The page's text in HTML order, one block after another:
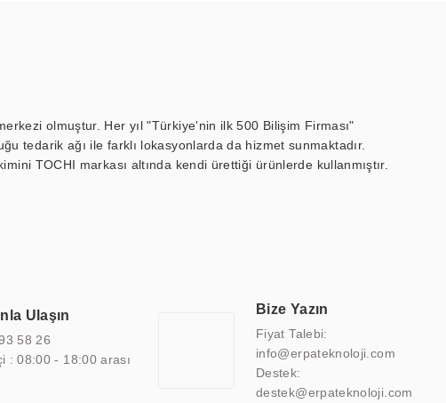
olmuştur. Her yıl "Türkiye'nin ilk 500 Bilişim Firması"
tedarik ağı ile farklı lokasyonlarda da hizmet sunmaktadır.
TOCHI markası altında kendi ürettiği ürünlerde kullanmıştır.
bir şekilde hareket etmektedir. Kaliteli ekipmanı, uzman kadroları,
katkı sağlamaktadır.
Ulaşın
58 26
: 08:00 - 18:00 arası
Bize Yazın
Fiyat Talebi:
info@erpateknoloji.com
Destek:
destek@erpateknoloji.com